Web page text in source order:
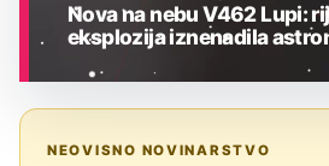
Nova na nebu V462 Lupi:
eksplozija iznenadila
NEOVISNO NOVINARSTVO